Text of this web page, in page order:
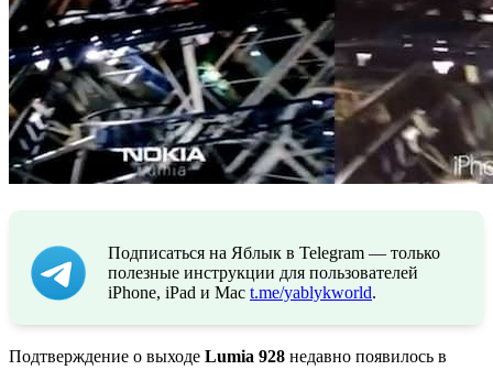
Подписаться на Яблык в Telegram — только
полезные инструкции для пользователей
iPhone, iPad и Mac t.me/yablykworld.
Подтверждение о выходе Lumia 928 недавно появилось в